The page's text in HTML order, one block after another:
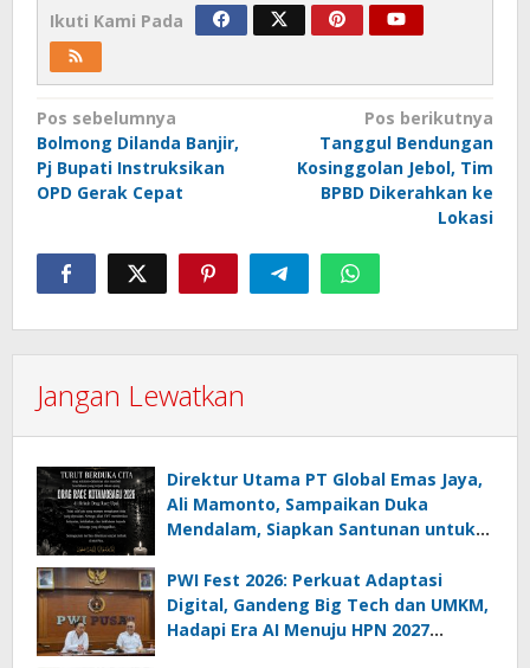
Ikuti Kami Pada
Navigasi
pos
Pos sebelumnya
Bolmong Dilanda Banjir,
Pj Bupati Instruksikan
OPD Gerak Cepat
Pos berikutnya
Tanggul Bendungan
Kosinggolan Jebol, Tim
BPBD Dikerahkan ke
Lokasi
Jangan Lewatkan
Direktur Utama PT Global Emas Jaya,
Ali Mamonto, Sampaikan Duka
Mendalam, Siapkan Santunan untuk
PWI Fest 2026: Perkuat Adaptasi
Digital, Gandeng Big Tech dan UMKM,
Hadapi Era AI Menuju HPN 2027